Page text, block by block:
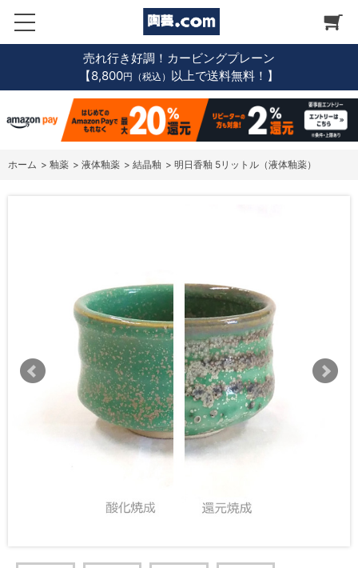
売れ行き好調！カービングプレーン
【8,800円（税込） 以上で送料無料！】
ホーム > 釉薬 > 液体釉薬 > 結晶釉 > 明日香釉 5リットル（液体釉薬）